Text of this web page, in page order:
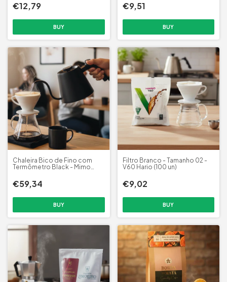
€12,79 €9,51
Chaleira Bico de Fino com
Termômetro Black - Mimo
€59,34
Filtro Branco - Tamanho 02 -
V60 Hario (100 un)
€9,02